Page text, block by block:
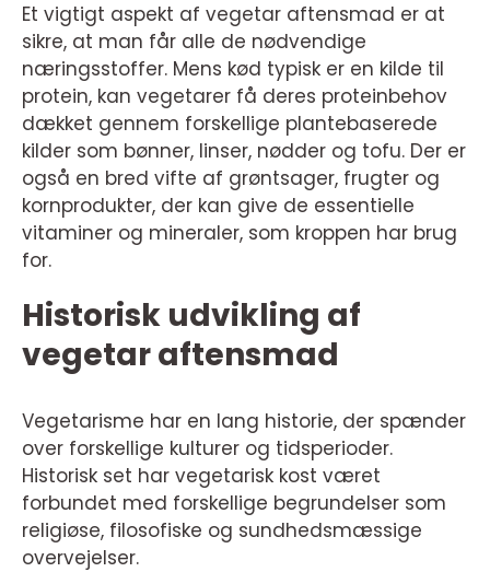
Et vigtigt aspekt af vegetar aftensmad er at
sikre, at man får alle de nødvendige
næringsstoffer. Mens kød typisk er en kilde til
protein, kan vegetarer få deres proteinbehov
dækket gennem forskellige plantebaserede
kilder som bønner, linser, nødder og tofu. Der er
også en bred vifte af grøntsager, frugter og
kornprodukter, der kan give de essentielle
vitaminer og mineraler, som kroppen har brug
for.
Historisk udvikling af
vegetar aftensmad
Vegetarisme har en lang historie, der spænder
over forskellige kulturer og tidsperioder.
Historisk set har vegetarisk kost været
forbundet med forskellige begrundelser som
religiøse, filosofiske og sundhedsmæssige
overvejelser.